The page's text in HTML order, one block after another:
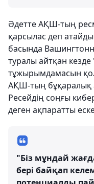
Әдетте АҚШ-тың
қарсылас деп
басында
туралы айтқан кезде
тұжырымдамасын
АҚШ-тың бұқаралық
Ресейдің соңғы
деген ақпаратты еске
"Біз мұндай
бері байқап